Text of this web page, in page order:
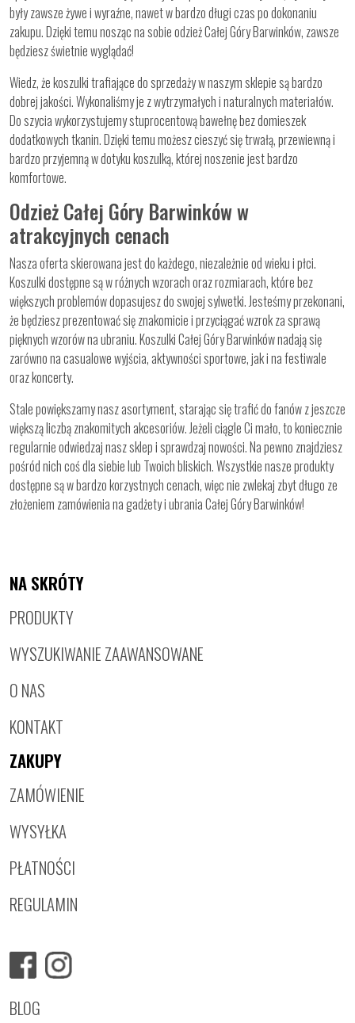
były zawsze żywe i wyraźne, nawet w bardzo długi czas po dokonaniu
zakupu. Dzięki temu nosząc na sobie odzież Całej Góry Barwinków, zawsze
będziesz świetnie wyglądać!
Wiedz, że koszulki trafiające do sprzedaży w naszym sklepie są bardzo
dobrej jakości. Wykonaliśmy je z wytrzymałych i naturalnych materiałów.
Do szycia wykorzystujemy stuprocentową bawełnę bez domieszek
dodatkowych tkanin. Dzięki temu możesz cieszyć się trwałą, przewiewną i
bardzo przyjemną w dotyku koszulką, której noszenie jest bardzo
komfortowe.
Odzież Całej Góry Barwinków w
atrakcyjnych cenach
Nasza oferta skierowana jest do każdego, niezależnie od wieku i płci.
Koszulki dostępne są w różnych wzorach oraz rozmiarach, które bez
większych problemów dopasujesz do swojej sylwetki. Jesteśmy przekonani,
że będziesz prezentować się znakomicie i przyciągać wzrok za sprawą
pięknych wzorów na ubraniu. Koszulki Całej Góry Barwinków nadają się
zarówno na casualowe wyjścia, aktywności sportowe, jak i na festiwale
oraz koncerty.
Stale powiększamy nasz asortyment, starając się trafić do fanów z jeszcze
większą liczbą znakomitych akcesoriów. Jeżeli ciągle Ci mało, to koniecznie
regularnie odwiedzaj nasz sklep i sprawdzaj nowości. Na pewno znajdziesz
pośród nich coś dla siebie lub Twoich bliskich. Wszystkie nasze produkty
dostępne są w bardzo korzystnych cenach, więc nie zwlekaj zbyt długo ze
złożeniem zamówienia na gadżety i ubrania Całej Góry Barwinków!
NA SKRÓTY
PRODUKTY
WYSZUKIWANIE ZAAWANSOWANE
O NAS
KONTAKT
ZAKUPY
ZAMÓWIENIE
WYSYŁKA
PŁATNOŚCI
REGULAMIN
BLOG